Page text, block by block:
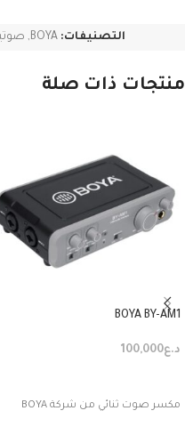
التصنيفات: BOYA
,
منتجات ذات صلة
BOYA BY-AM1
د.ع100,000
مكسر صوت ثنائي من شركة BOYA